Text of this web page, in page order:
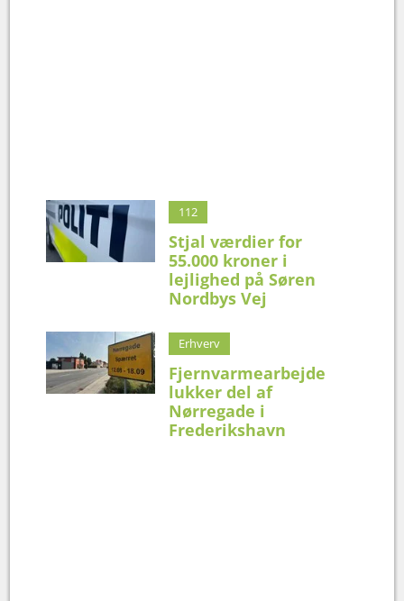
112
Stjal værdier for
55.000 kroner i
lejlighed på Søren
Nordbys Vej
Erhverv
Fjernvarmearbejde
lukker del af
Nørregade i
Frederikshavn